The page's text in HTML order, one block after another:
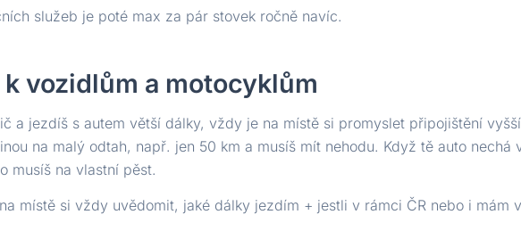
služeb je poté max za pár stovek ročně navíc.
vozidlům a motocyklům
a jezdíš s autem větší dálky, vždy je na místě si promyslet připojištění
na malý odtah, např. jen 50 km a musíš mít nehodu. Když tě auto nechá
musíš na vlastní pěst.
místě si vždy uvědomit, jaké dálky jezdím + jestli v rámci ČR nebo i mám